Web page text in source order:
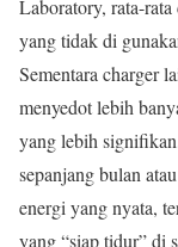
Laboratory, rata-
yang tidak di
Sementara charger
menyedot lebih
yang lebih
sepanjang bulan
energi yang nyata,
yang “siap tidur” di